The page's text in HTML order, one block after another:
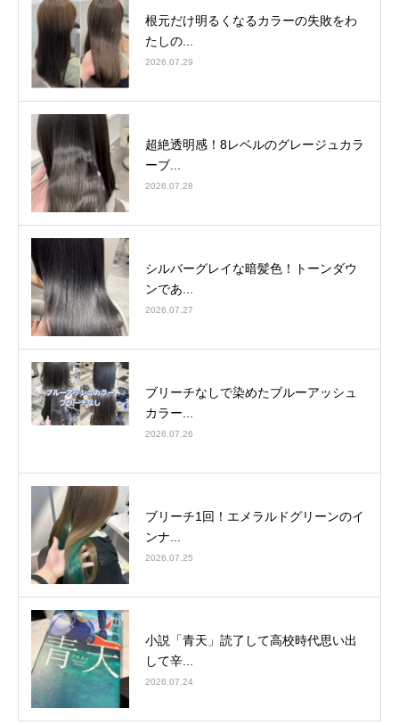
根元だけ明るくなるカラーの失敗をわ
たしの...
2026.07.29
超絶透明感！8レベルのグレージュカラ
ーブ...
2026.07.28
シルバーグレイな暗髪色！トーンダウ
ンであ...
2026.07.27
ブリーチなしで染めたブルーアッシュ
カラー...
2026.07.26
ブリーチ1回！エメラルドグリーンのイ
ンナ...
2026.07.25
小説「青天」読了して高校時代思い出
して辛...
2026.07.24